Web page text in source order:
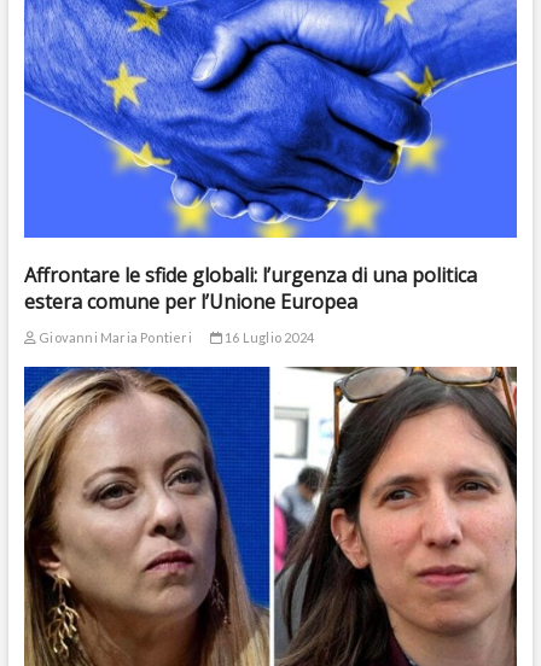
Affrontare le sfide globali: l’urgenza di una politica
estera comune per l’Unione Europea
Giovanni Maria Pontieri 16 Luglio 2024